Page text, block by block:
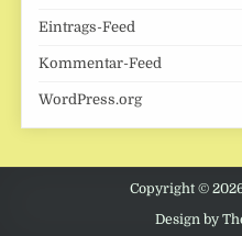
Eintrags-Feed
Kommentar-Feed
WordPress.org
Copyright ©
Design by